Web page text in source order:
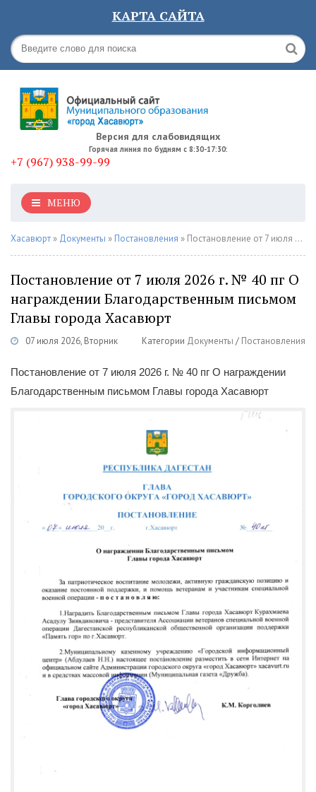
КАРТА САЙТА
Версия для слабовидящих
Горячая линия по будням с 8:30-17:30:
+7 (967) 938-99-99
МЕНЮ
Хасавюрт » Документы » Постановления » Постановление от 7 июля 2026 г. № 40 пг О награждении Благодарственным письмом Главы города Хасавюрт
Постановление от 7 июля 2026 г. № 40 пг О
награждении Благодарственным письмом
Главы города Хасавюрт
07 июля 2026, Вторник Категории Документы / Постановления
Постановление от 7 июля 2026 г. № 40 пг О награждении
Благодарственным письмом Главы города Хасавюрт